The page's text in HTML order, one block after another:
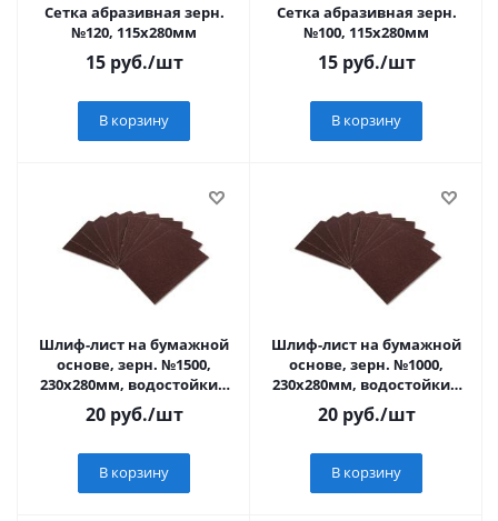
Сетка абразивная зерн.
№120, 115х280мм
15руб./шт
В корзину
Сетка абразивная зерн.
№100, 115х280мм
15руб./шт
В корзину
Шлиф-лист на бумажной
основе, зерн. №1500,
230х280мм, водостойкий
"MATRIX"
20руб./шт
В корзину
Шлиф-лист на бумажной
основе, зерн. №1000,
230х280мм, водостойкий
"MATRIX"
20руб./шт
В корзину